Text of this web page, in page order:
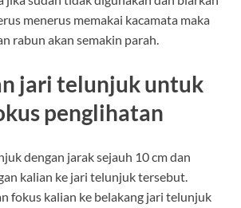
menerus memakai kacamata maka
rabun akan semakin parah.
jari telunjuk untuk
penglihatan
dengan jarak sejauh 10 cm dan
kalian ke jari telunjuk tersebut.
fokus kalian ke belakang jari telunjuk